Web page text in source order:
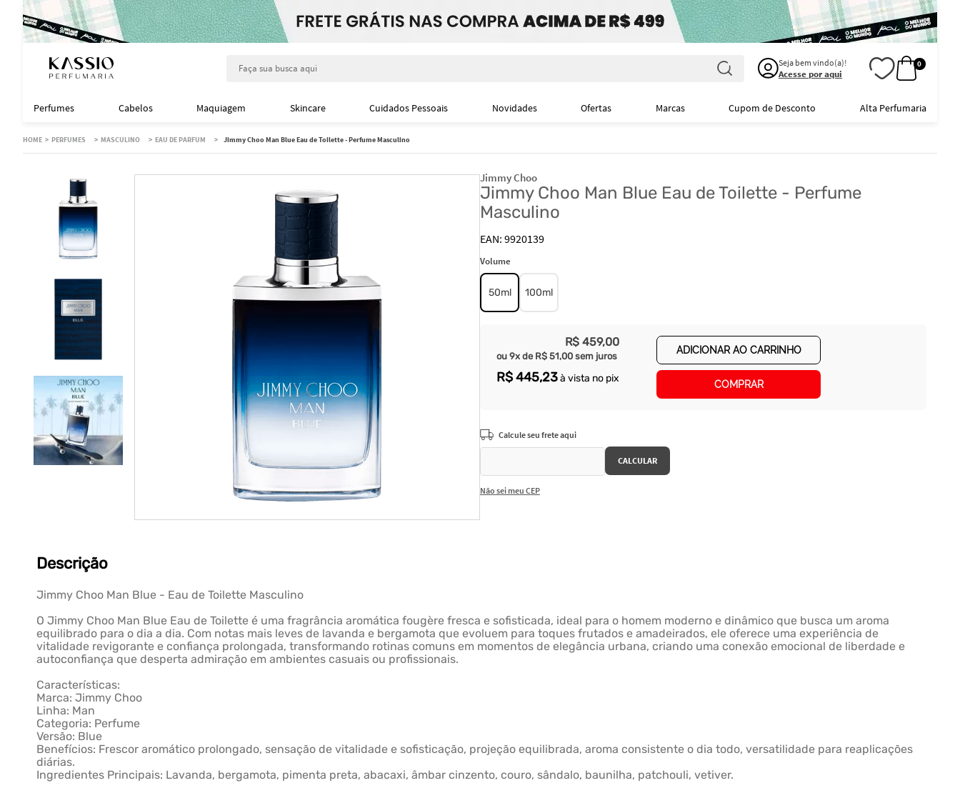
Seja bem vindo(a)!
Acesse por aqui
0
Perfumes Cabelos Maquiagem Skincare Cuidados Pessoais Novidades Ofertas Marcas Cupom de Desconto Alta Perfumaria
PERFUMES MASCULINO EAU DE PARFUM Jimmy Choo Man Blue Eau de Toilette - Perfume Masculino
Jimmy Choo
Jimmy Choo Man Blue Eau de Toilette - Perfume
Masculino
9920139
Volume
50ml 100ml
R$ 459,00
ou 9x de R$ 51,00 sem juros
R$445,23à vista no pix
ADICIONAR AO CARRINHO
COMPRAR
Não sei meu CEP
Descrição
Jimmy Choo Man Blue - Eau de Toilette Masculino
O Jimmy Choo Man Blue Eau de Toilette é uma fragrância aromática fougère fresca e sofisticada, ideal para o homem moderno e dinâmico que busca um aroma
equilibrado para o dia a dia. Com notas mais leves de lavanda e bergamota que evoluem para toques frutados e amadeirados, ele oferece uma experiência de
vitalidade revigorante e confiança prolongada, transformando rotinas comuns em momentos de elegância urbana, criando uma conexão emocional de liberdade e
autoconfiança que desperta admiração em ambientes casuais ou profissionais.
Características:
Marca: Jimmy Choo
Linha: Man
Categoria: Perfume
Versão: Blue
Benefícios: Frescor aromático prolongado, sensação de vitalidade e sofisticação, projeção equilibrada, aroma consistente o dia todo, versatilidade para reaplicações
diárias.
Ingredientes Principais: Lavanda, bergamota, pimenta preta, abacaxi, âmbar cinzento, couro, sândalo, baunilha, patchouli, vetiver.